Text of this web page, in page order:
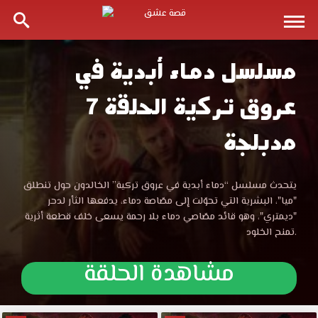
في
عروق
الحلقة
مسلسل دماء أبدية في
عروق تركية الحلقة 7
مدبلجة
مسلسل
أبدية
تركية
الحلقة
7
مدبلجة
يتحدث مسلسل “دماء أبدية في عروق تركية” الخالدون حول تنطلق
"ميا"، البشرية التي تحوّلت إلى مصّاصة دماء، يدفعها الثأر لدحر
"ديمتري"، وهو قائد مصّاصي دماء بلا رحمة يسعى خلف قطعة أثرية
تمنح الخلود.
مشاهدة الحلقة